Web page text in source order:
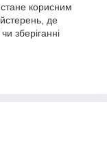
стане корисним
де
зберіганні